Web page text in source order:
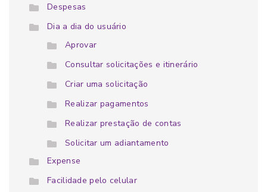
Despesas
Dia a dia do usuário
Aprovar
Consultar solicitações e itinerário
Criar uma solicitação
Realizar pagamentos
Realizar prestação de contas
Solicitar um adiantamento
Expense
Facilidade pelo celular